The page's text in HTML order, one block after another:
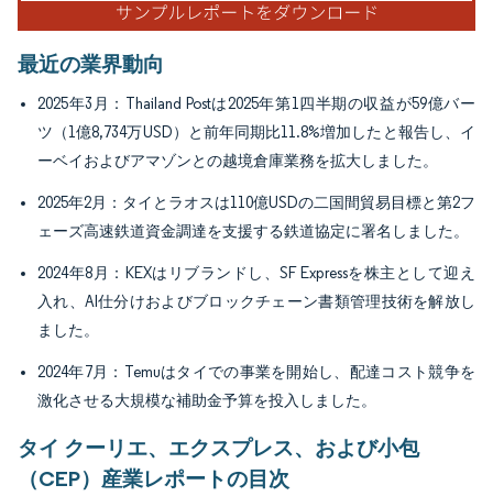
最近の業界動向
2025年3月：Thailand Postは2025年第1四半期の収益が59億バー
ツ（1億8,734万USD）と前年同期比11.8%増加したと報告し、イ
ーベイおよびアマゾンとの越境倉庫業務を拡大しました。
2025年2月：タイとラオスは110億USDの二国間貿易目標と第2フ
ェーズ高速鉄道資金調達を支援する鉄道協定に署名しました。
2024年8月：KEXはリブランドし、SF Expressを株主として迎え
入れ、AI仕分けおよびブロックチェーン書類管理技術を解放し
ました。
2024年7月：Temuはタイでの事業を開始し、配達コスト競争を
激化させる大規模な補助金予算を投入しました。
タイ クーリエ、エクスプレス、および小包
（CEP）産業レポートの目次